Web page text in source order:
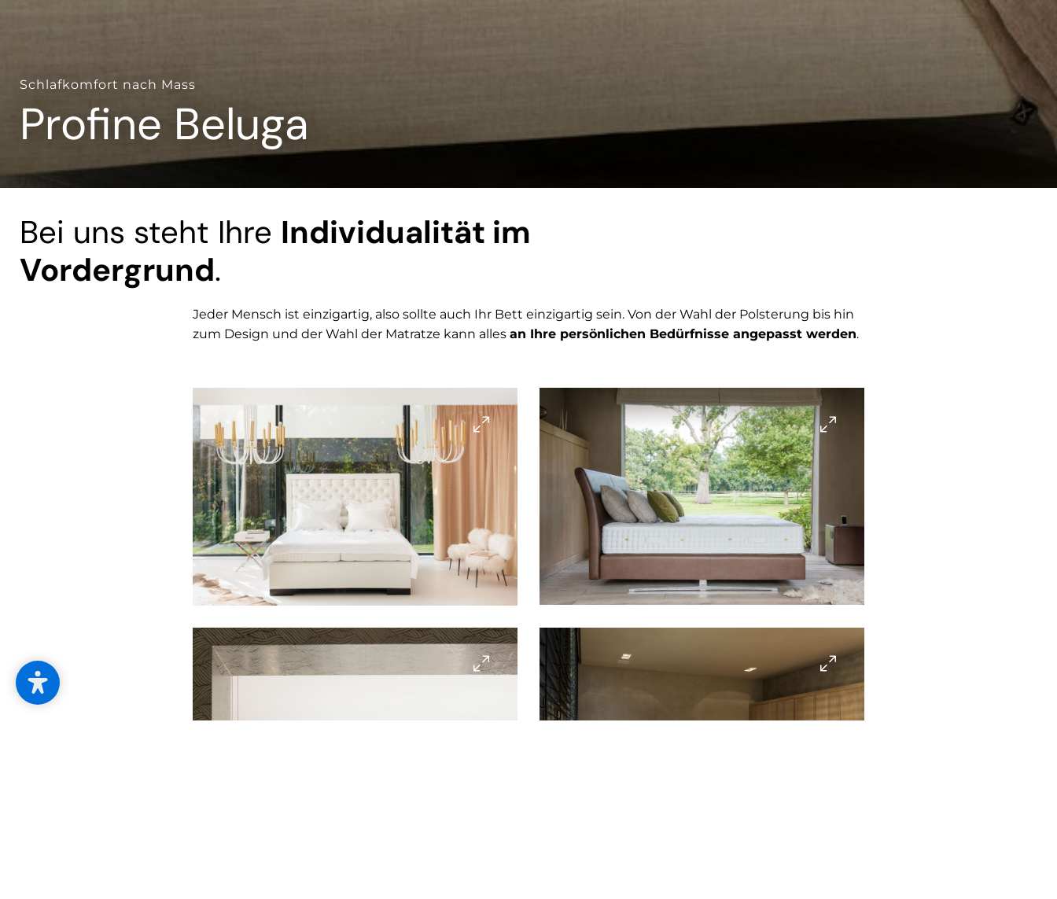
Schlafkomfort nach Mass
Profine Beluga
Bei uns steht Ihre Individualität im
Vordergrund.
Jeder Mensch ist einzigartig, also sollte auch Ihr Bett einzigartig sein. Von der Wahl der Polsterung bis hin
zum Design und der Wahl der Matratze kann allesan Ihre persönlichen Bedürfnisse angepasst werden.